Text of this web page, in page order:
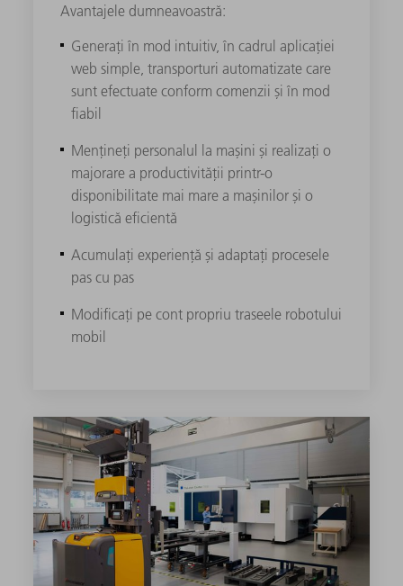
Avantajele dumneavoastră:​
Generați în mod intuitiv, în cadrul aplicației
web simple, transporturi automatizate care
sunt efectuate conform comenzii și în mod
fiabil
Mențineți personalul la mașini și realizați o
majorare a productivității printr-o
disponibilitate mai mare a mașinilor și o
logistică eficientă
Acumulați experiență și adaptați procesele
pas cu pas​
Modificați pe cont propriu traseele robotului
mobil